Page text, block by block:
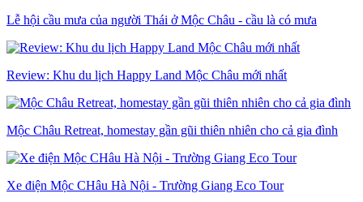
Lễ hội cầu mưa của người Thái ở Mộc Châu - cầu là có mưa
Review: Khu du lịch Happy Land Mộc Châu mới nhất
Mộc Châu Retreat, homestay gần gũi thiên nhiên cho cả gia đình
Xe điện Mộc CHâu Hà Nội - Trường Giang Eco Tour